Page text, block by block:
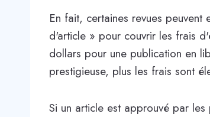
En fait, certaines revues
d'article » pour couvrir les frais
dollars pour une publication en
prestigieuse, plus les frais sont
Si un article est approuvé par